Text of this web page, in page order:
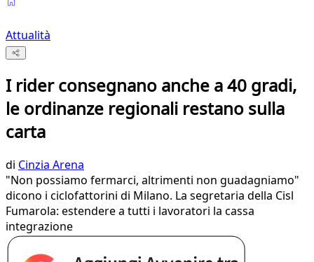
Attualità
I rider consegnano anche a 40 gradi,
le ordinanze regionali restano sulla
carta
di Cinzia Arena
"Non possiamo fermarci, altrimenti non guadagniamo"
dicono i ciclofattorini di Milano. La segretaria della Cisl
Fumarola: estendere a tutti i lavoratori la cassa
integrazione